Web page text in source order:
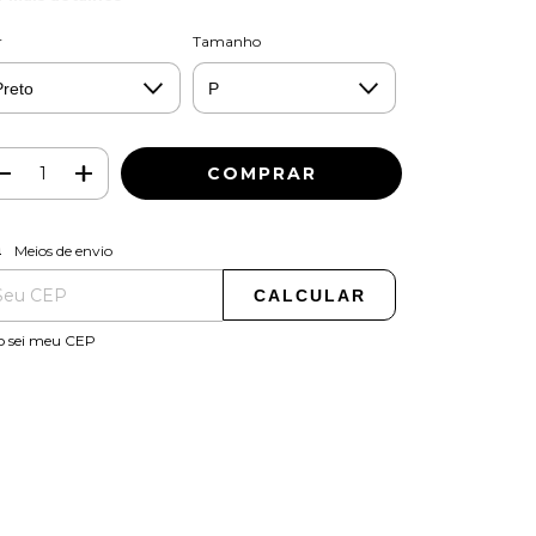
Tamanho
para o CEP:
Meios de envio
CALCULAR
sei meu CEP